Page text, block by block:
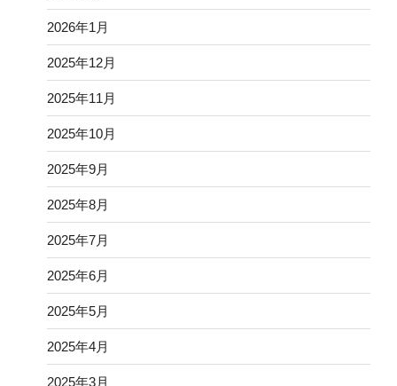
2026年1月
2025年12月
2025年11月
2025年10月
2025年9月
2025年8月
2025年7月
2025年6月
2025年5月
2025年4月
2025年3月